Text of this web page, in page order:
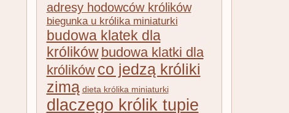
adresy hodowców królików
biegunka u królika miniaturki
budowa klatek dla
królików budowa klatki dla
królików co jedzą króliki
zimą dieta królika miniaturki
dlaczego królik tupie